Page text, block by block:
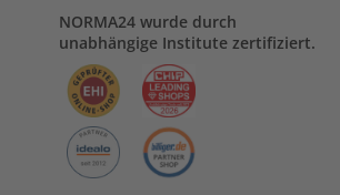
NORMA24 wurde durch
unabhängige Institute zertifiziert.